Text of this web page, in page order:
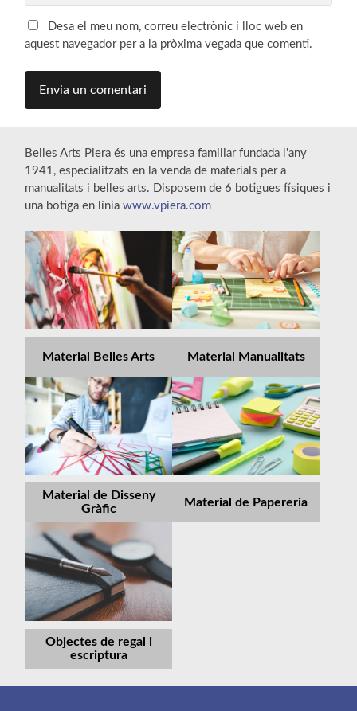
Desa el meu nom, correu electrònic i lloc web en
aquest navegador per a la pròxima vegada que comenti.
Belles Arts Piera és una empresa familiar fundada l'any
1941, especialitzats en la venda de materials per a
manualitats i belles arts. Disposem de 6 botigues físiques i
una botiga en líniawww.vpiera.com
Material Belles Arts Material Manualitats
Material de Disseny
Gràfic
Material de Papereria
Objectes de regal i
escriptura